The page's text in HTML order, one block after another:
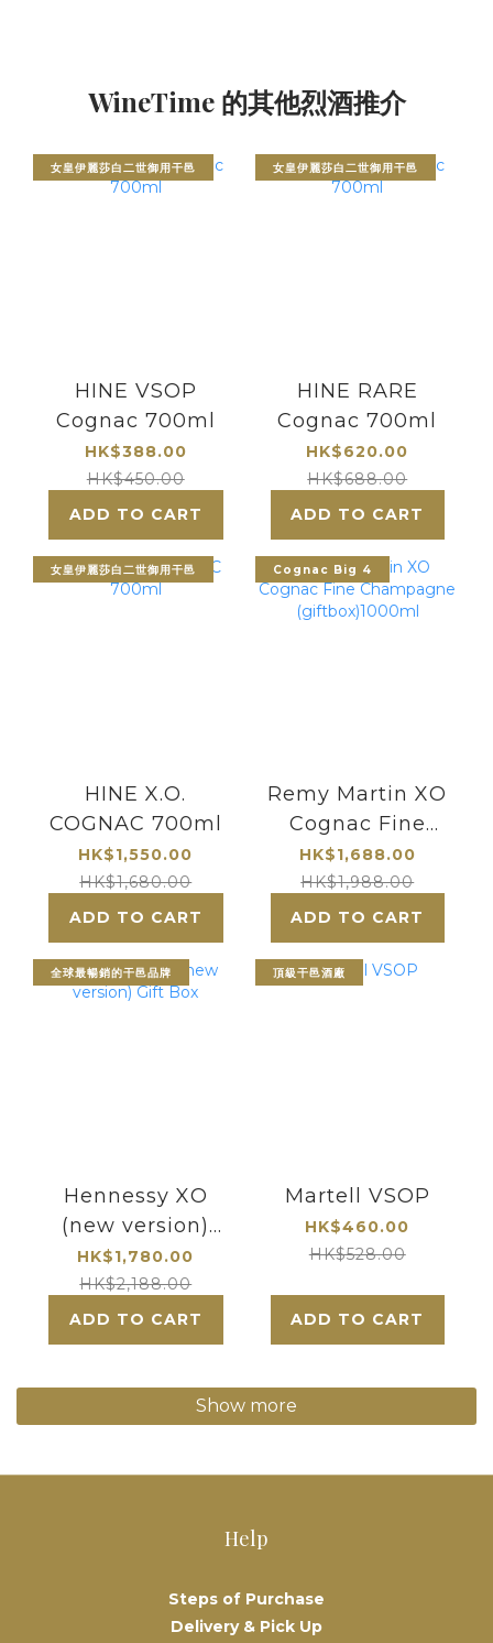
WineTime 的其他烈酒推介
女皇伊麗莎白二世御用干邑
HINE VSOP
Cognac 700ml
HK$388.00
HK$450.00
ADD TO CART
女皇伊麗莎白二世御用干邑
HINE RARE
Cognac 700ml
HK$620.00
HK$688.00
ADD TO CART
女皇伊麗莎白二世御用干邑
HINE X.O.
COGNAC 700ml
HK$1,550.00
HK$1,680.00
ADD TO CART
Cognac Big 4
Remy Martin XO
Cognac Fine
Champagne
(giftbox)1000ml
HK$1,688.00
HK$1,988.00
ADD TO CART
全球最暢銷的干邑品牌
Hennessy XO
(new version)
Gift Box
HK$1,780.00
HK$2,188.00
ADD TO CART
頂級干邑酒廠
Martell VSOP
HK$460.00
HK$528.00
ADD TO CART
Show more
Help
Steps of Purchase
Delivery & Pick Up